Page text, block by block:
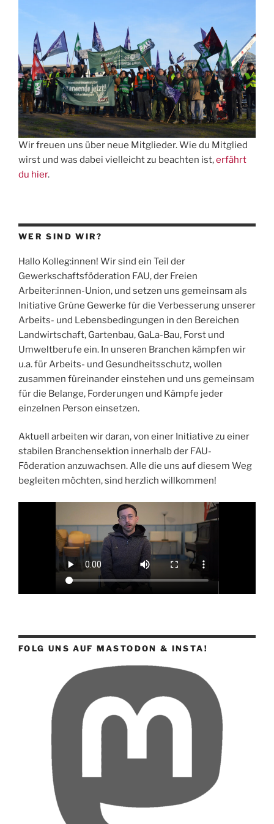
Wir freuen uns über neue Mitglieder. Wie du Mitglied
wirst und was dabei vielleicht zu beachten ist,erfährt
du hier.
WER SIND WIR?
Hallo Kolleg:innen! Wir sind ein Teil der
Gewerkschaftsföderation FAU, der Freien
Arbeiter:innen-Union, und setzen uns gemeinsam als
Initiative Grüne Gewerke für die Verbesserung unserer
Arbeits- und Lebensbedingungen in den Bereichen
Landwirtschaft, Gartenbau, GaLa-Bau, Forst und
Umweltberufe ein. In unseren Branchen kämpfen wir
u.a. für Arbeits- und Gesundheitsschutz, wollen
zusammen füreinander einstehen und uns gemeinsam
für die Belange, Forderungen und Kämpfe jeder
einzelnen Person einsetzen.
Aktuell arbeiten wir daran, von einer Initiative zu einer
stabilen Branchensektion innerhalb der FAU-
Föderation anzuwachsen. Alle die uns auf diesem Weg
begleiten möchten, sind herzlich willkommen!
FOLG UNS AUF MASTODON & INSTA!